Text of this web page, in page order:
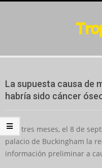
Menu
La supuesta causa de
habría sido cáncer
Casi tres meses, el 8 de
palacio de Buckingham la
información preliminar a